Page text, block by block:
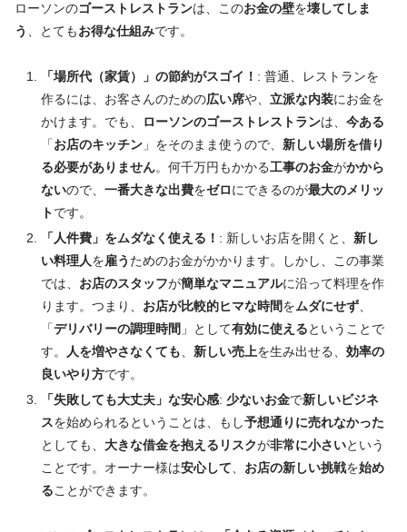
ローソンのゴーストレストランは、このお金の壁を壊してしま
う
、とてもお得な仕組みです。
「場所代（家賃）」の節約がスゴイ！ : 普通、レストランを
作るには、お客さんのための広い席や、 立派な内装にお金を
かけます。でも、
ローソンのゴーストレストランは、 今ある
「お店のキッチン」をそのまま使うので、 新しい場所を借り
る必要がありません。何千万円もかかる工事のお金がかから
ないので、 一番大きな出費をゼロにできるのが最大のメリッ
トです。
「人件費」をムダなく使える！ : 新しいお店を開くと、 新し
い料理人を雇う ためのお金がかかります。しかし、この事業
では、 お店のスタッフが簡単なマニュアルに沿って料理を作
ります。つまり、 お店が比較的ヒマな時間をムダにせず、
「デリバリーの調理時間 」として有効に使えるということで
す。
人を増やさなくても 新しい売上を生み出せる、 効率の
良いやり方です。
「失敗しても大丈夫」な安心感: 少ないお金で新しいビジネ
スを始められるということは、もし予想通りに売れなかった
としても、 大きな借金を抱えるリスクが非常に小さいという
ことです。オーナー様は安心して お店の新しい挑戦を始め
ることができます。